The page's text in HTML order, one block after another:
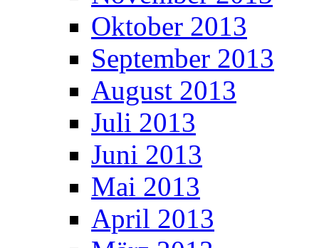
Oktober 2013
September 2013
August 2013
Juli 2013
Juni 2013
Mai 2013
April 2013